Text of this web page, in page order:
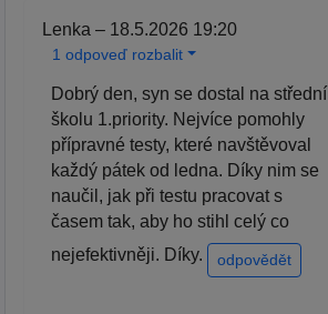
Lenka – 18.5.2026 19:20
1 odpoveď rozbalit
Dobrý den, syn se dostal na střední
školu 1.priority. Nejvíce pomohly
přípravné testy, které navštěvoval
každý pátek od ledna. Díky nim se
naučil, jak při testu pracovat s
časem tak, aby ho stihl celý co
nejefektivněji. Díky.
odpovědět